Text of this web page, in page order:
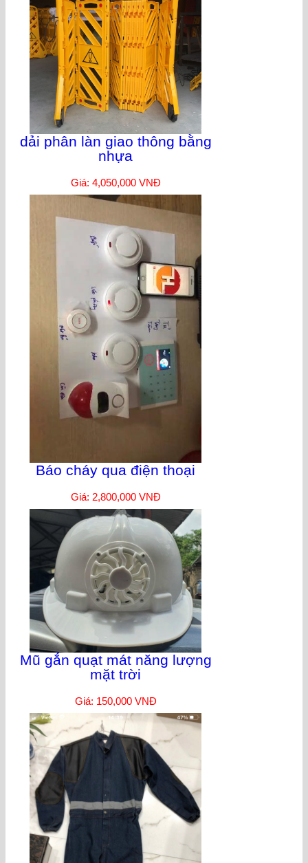
dải phân làn giao thông bằng
nhựa
Giá: 4,050,000 VNĐ
Báo cháy qua điện thoại
Giá: 2,800,000 VNĐ
Mũ gắn quạt mát năng lượng
mặt trời
Giá: 150,000 VNĐ